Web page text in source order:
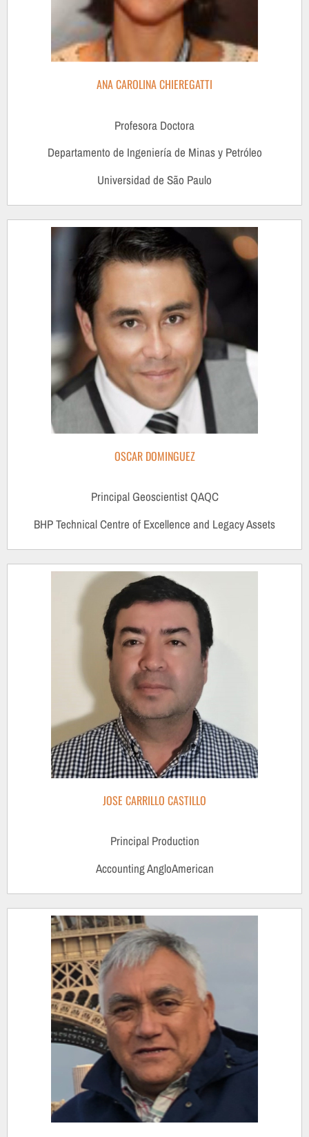
ANA CAROLINA CHIEREGATTI
Profesora Doctora
Departamento de Ingeniería de Minas y Petróleo
Universidad de São Paulo
OSCAR DOMINGUEZ
Principal Geoscientist QAQC
BHP Technical Centre of Excellence and Legacy Assets
JOSE CARRILLO CASTILLO
Principal Production
Accounting AngloAmerican